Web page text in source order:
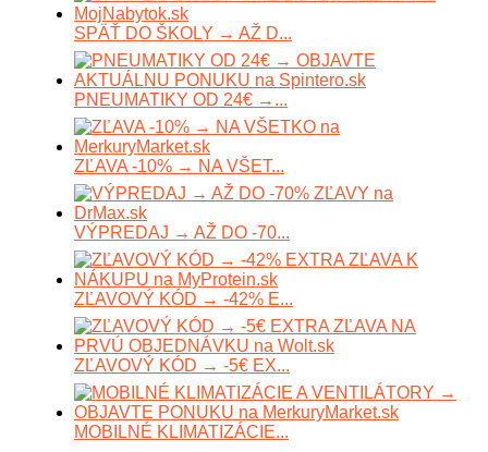
SPÄŤ DO ŠKOLY → AŽ D...
PNEUMATIKY OD 24€ →...
ZĽAVA -10% → NA VŠET...
VÝPREDAJ → AŽ DO -70...
ZĽAVOVÝ KÓD → -42% E...
ZĽAVOVÝ KÓD → -5€ EX...
MOBILNÉ KLIMATIZÁCIE...